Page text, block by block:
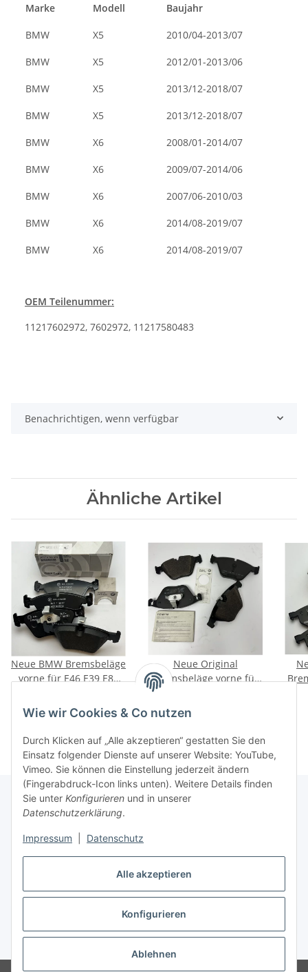
Alle akzeptieren
Konfigurieren
Ablehnen
Wie wir Cookies & Co nutzen
Durch Klicken auf „Alle akzeptieren“ gestatten Sie den
Einsatz folgender Dienste auf unserer Website: YouTube,
Vimeo. Sie können die Einstellung jederzeit ändern
(Fingerabdruck-Icon links unten). Weitere Details finden
Sie unter Konfigurieren und in unserer
Datenschutzerklärung.
Impressum Datenschutz
Marke Modell Baujahr
BMW X5 2010/04-2013/07
BMW X5 2012/01-2013/06
BMW X5 2013/12-2018/07
BMW X5 2013/12-2018/07
BMW X6 2008/01-2014/07
BMW X6 2009/07-2014/06
BMW X6 2007/06-2010/03
BMW X6 2014/08-2019/07
BMW X6 2014/08-2019/07
OEM Teilenummer:
11217602972, 7602972, 11217580483
Benachrichtigen, wenn verfügbar
Ähnliche Artikel
Neue BMW Bremsbeläge
vorne für E46 E39 E83
Neue Original
Bremsbeläge vorne für
BMW 5 F10 F11 518d
520d 525d 530d 528i
Vertrag widerrufen
* Alle Preise inkl. gesetzlicher USt.